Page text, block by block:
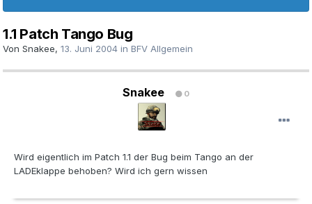
1.1 Patch Tango Bug
Von Snakee, 13. Juni 2004 in BFV Allgemein
Snakee 0
Wird eigentlich im Patch 1.1 der Bug beim Tango an der
LADEklappe behoben? Wird ich gern wissen